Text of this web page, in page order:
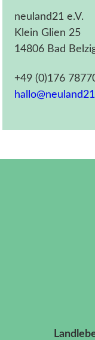
neuland21 e.V.
Klein Glien 25
14806 Bad
+49 (0)176